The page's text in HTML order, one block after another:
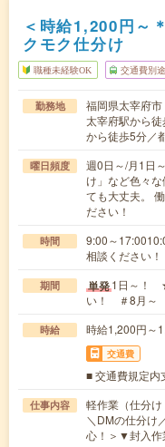
＜時給1,200円～
クモク仕分け
職種未経験OK 交通費別
勤務地
福岡県太宰府市
太宰府駅から
から徒歩5分／
曜日頻度
週0日～/月1日
け」など色々
ても大丈夫。
ださい！
時間
9:00～
相談ください！
期間 単発1日～！
い！ ＃8月～
時給 時給1,200円～
交通費
■ 交通費規定内
仕事内容
軽作業（仕分け
＼DMの仕分け
心！＞▼封入